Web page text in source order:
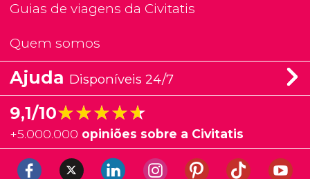
Guias de viagens da Civitatis
Quem somos
Ajuda Disponíveis 24/7
9,1/10★★★★★
★★★★★
+5.000.000 opiniões sobre a Civitatis